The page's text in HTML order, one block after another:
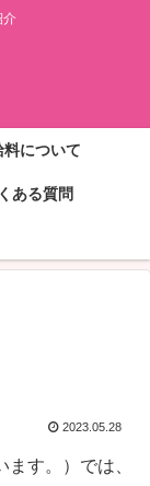
介
料について
ある質問
2023.05.28
す。）では、